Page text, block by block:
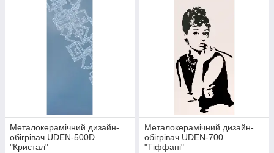
Металокерамічний дизайн-
обігрівач UDEN-500D
"Кристал"
Металокерамічний дизайн-
обігрівач UDEN-700
"Тіффані"